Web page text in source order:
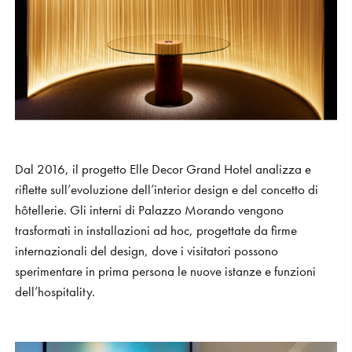
Get In Touch
Login
ITEN
Dal 2016, il progetto Elle Decor Grand Hotel analizza e
riflette sull’evoluzione dell’interior design e del concetto di
hôtellerie. Gli interni di Palazzo Morando vengono
trasformati in installazioni ad hoc, progettate da firme
internazionali del design, dove i visitatori possono
sperimentare in prima persona le nuove istanze e funzioni
dell’hospitality.